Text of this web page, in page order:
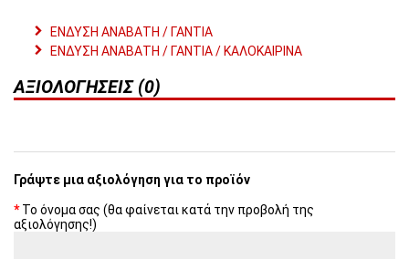
ΕΝΔΥΣΗ ΑΝΑΒΑΤΗ / ΓΑΝΤΙΑ
ΕΝΔΥΣΗ ΑΝΑΒΑΤΗ / ΓΑΝΤΙΑ / ΚΑΛΟΚΑΙΡΙΝΑ
ΑΞΙΟΛΟΓΉΣΕΙΣ (0)
Γράψτε μια αξιολόγηση για το προϊόν
Το όνομα σας (θα φαίνεται κατά την προβολή της
αξιολόγησης!)